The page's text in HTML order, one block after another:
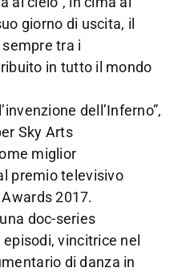
giorno di uscita, il
tra i
in tutto il mondo
dell’Inferno”,
Sky Arts
miglior
premio televisivo
Awards 2017.
doc-series
vincitrice nel
di danza in